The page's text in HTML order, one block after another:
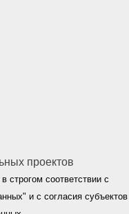
проектов
строгом соответствии с
и с согласия субъектов